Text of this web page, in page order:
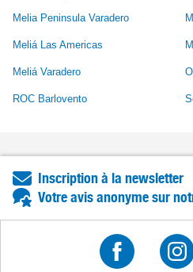
Melia Peninsula Varadero
Meliá Las Americas
Meliá Varadero
ROC Barlovento
Inscription à la newsletter
Votre avis anonyme sur